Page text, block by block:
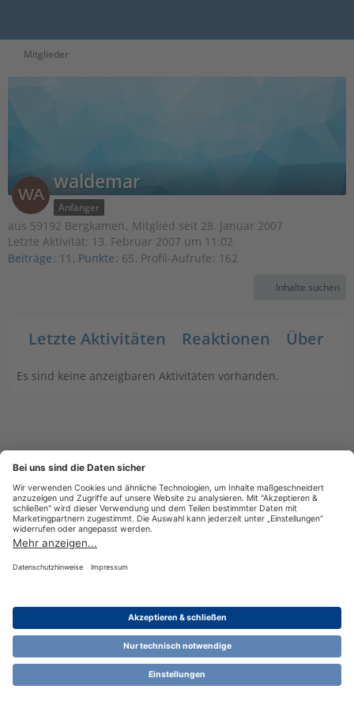
Mitglieder
waldemar
Anfänger
aus 59192 Bergkamen
Mitglied seit 28. Januar 2007
Letzte Aktivität: 13. Februar 2007 um 11:02
Beiträge
11 Punkte 65 Profil-Aufrufe 162
Inhalte suchen
Letzte Aktivitäten Reaktionen Über
Es sind keine anzeigbaren Aktivitäten vorhanden.
Nutzungsbestimmungen Cookie-Einstellungen
Community-Software:WoltLab Suite™ 6.1.13